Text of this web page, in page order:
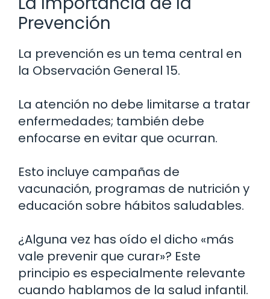
Prevención
La prevención es un tema central en
la Observación General 15.
La atención no debe limitarse a tratar
enfermedades; también debe
enfocarse en evitar que ocurran.
Esto incluye campañas de
vacunación, programas de nutrición y
educación sobre hábitos saludables.
¿Alguna vez has oído el dicho «más
vale prevenir que curar»? Este
principio es especialmente relevante
cuando hablamos de la salud infantil.